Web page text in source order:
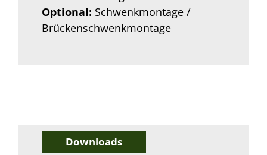
Optional: Schwenkmontage /
Brückenschwenkmontage
Downloads